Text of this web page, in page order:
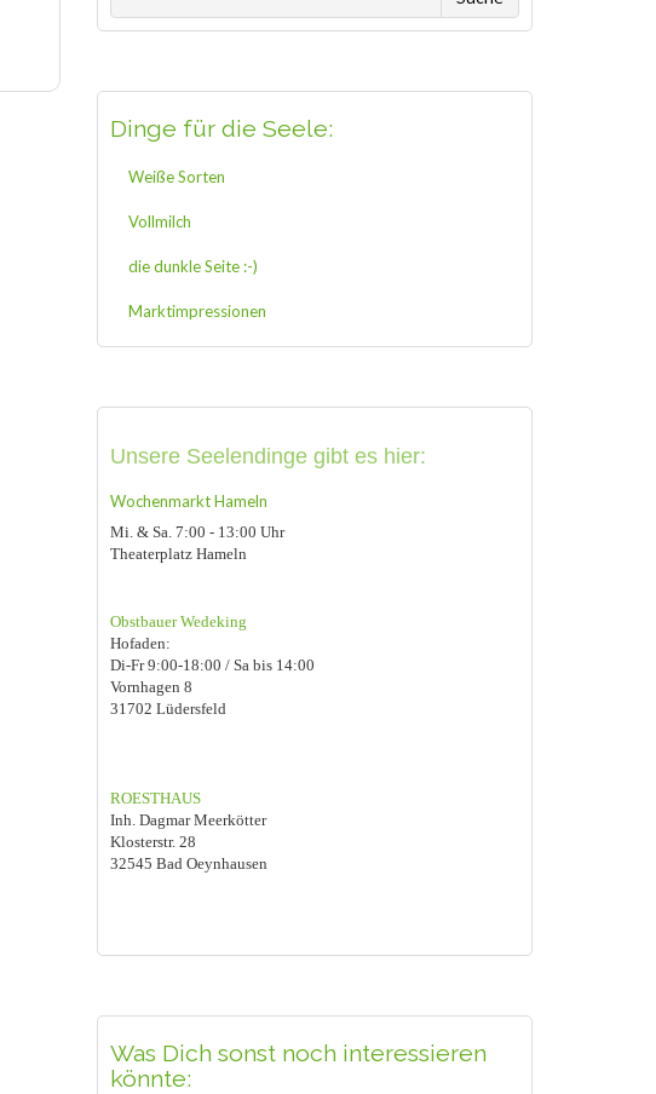
Dinge für die Seele:
Weiße Sorten
Vollmilch
die dunkle Seite :-)
Marktimpressionen
Unsere Seelendinge gibt es hier:
Wochenmarkt Hameln
Mi. & Sa. 7:00 - 13:00 Uhr
Theaterplatz Hameln
Obstbauer Wedeking
Hofaden:
Di-Fr 9:00-18:00 / Sa bis 14:00
Vornhagen 8
31702 Lüdersfeld
ROESTHAUS
Inh. Dagmar Meerkötter
Klosterstr. 28
32545 Bad Oeynhausen
Was Dich sonst noch interessieren
könnte: